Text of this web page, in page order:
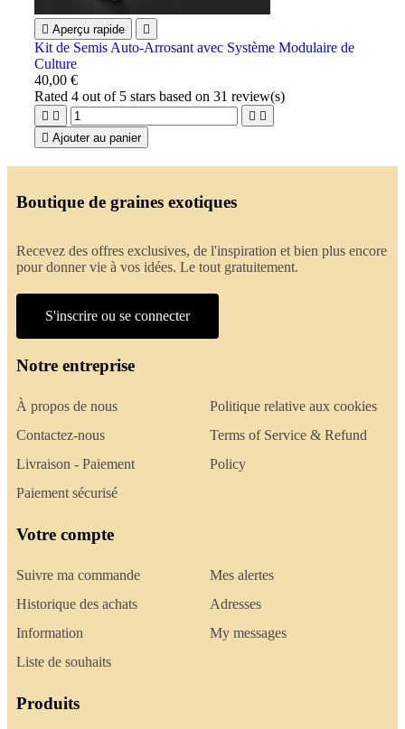
 Aperçu rapide 
Kit de Semis Auto-Arrosant avec Système Modulaire de
Culture
40,00 €
Rated4 out of 5 stars based on31 review(s)
   
 Ajouter au panier
Boutique de graines exotiques
Recevez des offres exclusives, de l'inspiration et bien plus encore
pour donner vie à vos idées. Le tout gratuitement.
S'inscrire ou se connecter
Notre entreprise
À propos de nous
Contactez-nous
Livraison - Paiement
Paiement sécurisé
Politique relative aux cookies
Terms of Service & Refund
Policy
Votre compte
Suivre ma commande
Historique des achats
Information
Liste de souhaits
Mes alertes
Adresses
My messages
Produits